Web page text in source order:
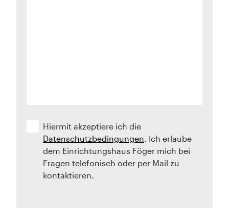
Hiermit akzeptiere ich die
Datenschutzbedingungen. Ich erlaube
dem Einrichtungshaus Föger mich bei
Fragen telefonisch oder per Mail zu
kontaktieren.